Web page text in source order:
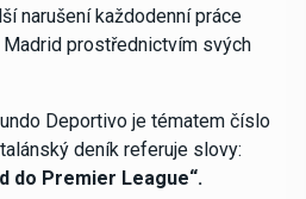
narušení každodenní práce
Madrid prostřednictvím svých
Deportivo je tématem číslo
deník referuje slovy:
do Premier League“.